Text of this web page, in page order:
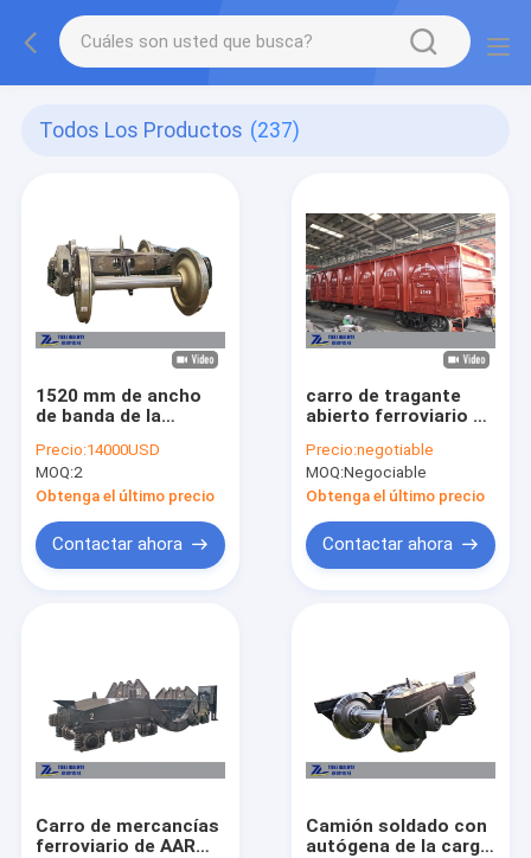
Todos Los Productos (237)
1520 mm de ancho
de banda de la
fundición Bogie 25T
del eje de carga de la
carrocería del
camión
Precio:14000USD
MOQ:2
Obtenga el último precio
Contactar ahora
carro de tragante
abierto ferroviario de
para el estándar
ordinario de las
mercancías UIC
Precio:negotiable
MOQ:Negociable
Obtenga el último precio
Contactar ahora
Carro de mercancías
ferroviario de AAR
Camión soldado con
autógena de la carga